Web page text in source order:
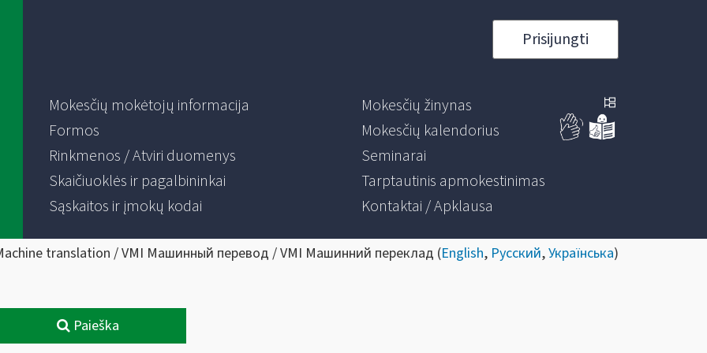
Prisijungti
Mokesčių mokėtojų informacija
Formos
Rinkmenos / Atviri duomenys
Skaičiuoklės ir pagalbininkai
Sąskaitos ir įmokų kodai
Mokesčių žinynas
Mokesčių kalendorius
Seminarai
Tarptautinis apmokestinimas
Kontaktai / Apklausa
translation / VMI Машинный перевод / VMI Машинний переклад (English, Русский,Українська)
Paieška